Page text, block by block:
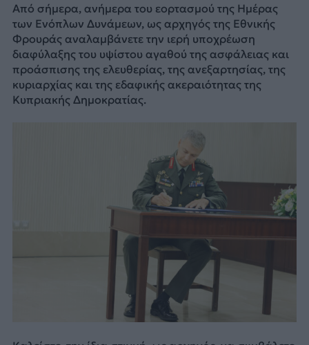
Από σήμερα, ανήμερα του εορτασμού της Ημέρας
των Ενόπλων Δυνάμεων, ως αρχηγός της Εθνικής
Φρουράς αναλαμβάνετε την ιερή υποχρέωση
διαφύλαξης του υψίστου αγαθού της ασφάλειας και
προάσπισης της ελευθερίας, της ανεξαρτησίας, της
κυριαρχίας και της εδαφικής ακεραιότητας της
Κυπριακής Δημοκρατίας.